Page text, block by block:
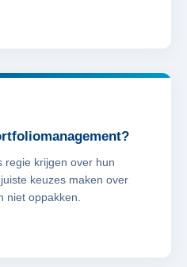
regie krijgen over hun
keuzes maken over
niet oppakken.